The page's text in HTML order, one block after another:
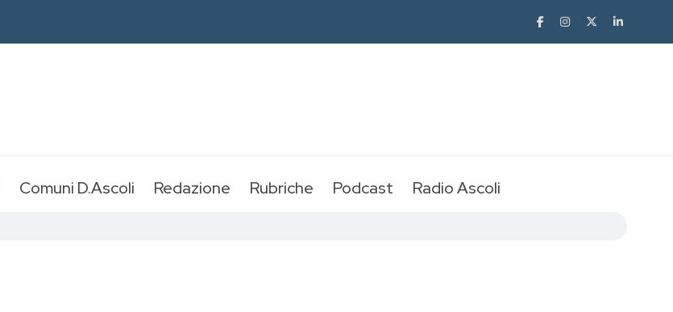
Comuni D.Ascoli Redazione Rubriche Podcast Radio Ascoli